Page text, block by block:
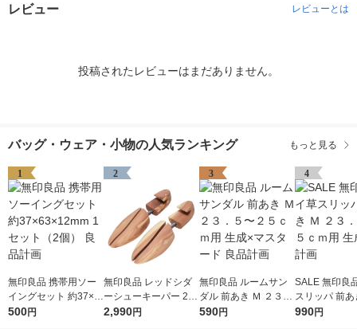
レビュー レビューとは
投稿されたレビューはまだありません。
バッグ・ウェア・小物の人気ランキング もっと見る
1
無印良品 携帯用ソー
イングセット 約37×6
3×12mm 1セット（2
500円
2
無印良品 レッドシダ
ーシューキーパー 2
5〜28cm用 良品計画
2,990円
3
無印良品 ルームサン
ダル 前あき Ｍ ２３．
５〜２５ｃｍ用 生成×
590円
4
SALE 無印良
スリッパ 前あ
３．５〜２５
990円